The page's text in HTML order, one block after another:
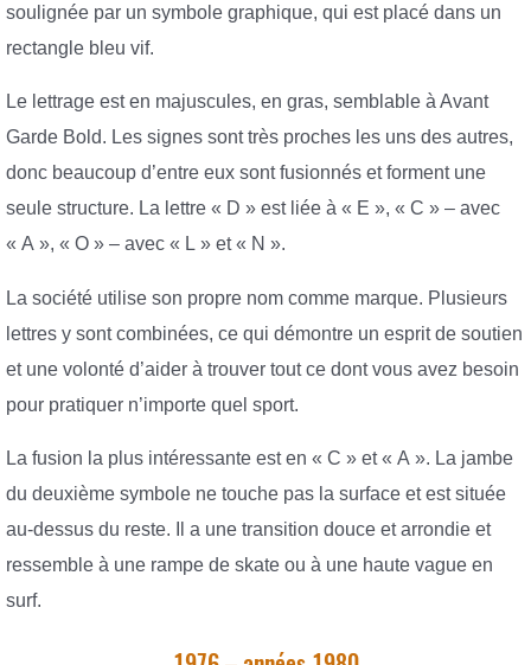
soulignée par un symbole graphique, qui est placé dans un
rectangle bleu vif.
Le lettrage est en majuscules, en gras, semblable à Avant
Garde Bold. Les signes sont très proches les uns des autres,
donc beaucoup d’entre eux sont fusionnés et forment une
seule structure. La lettre « D » est liée à « E », « C » – avec
« A », « O » – avec « L » et « N ».
La société utilise son propre nom comme marque. Plusieurs
lettres y sont combinées, ce qui démontre un esprit de soutien
et une volonté d’aider à trouver tout ce dont vous avez besoin
pour pratiquer n’importe quel sport.
La fusion la plus intéressante est en « C » et « A ». La jambe
du deuxième symbole ne touche pas la surface et est située
au-dessus du reste. Il a une transition douce et arrondie et
ressemble à une rampe de skate ou à une haute vague en
surf.